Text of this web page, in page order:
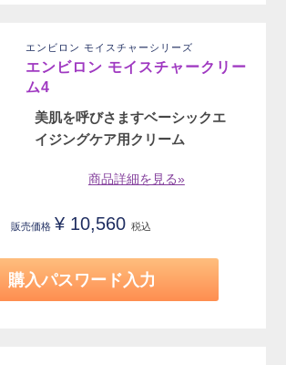
エンビロン モイスチャーシリーズ
エンビロン モイスチャークリー
ム4
美肌を呼びさますベーシックエ
イジングケア用クリーム
商品詳細を見る»
販売価格 ¥ 10,560 税込
購入パスワード入力